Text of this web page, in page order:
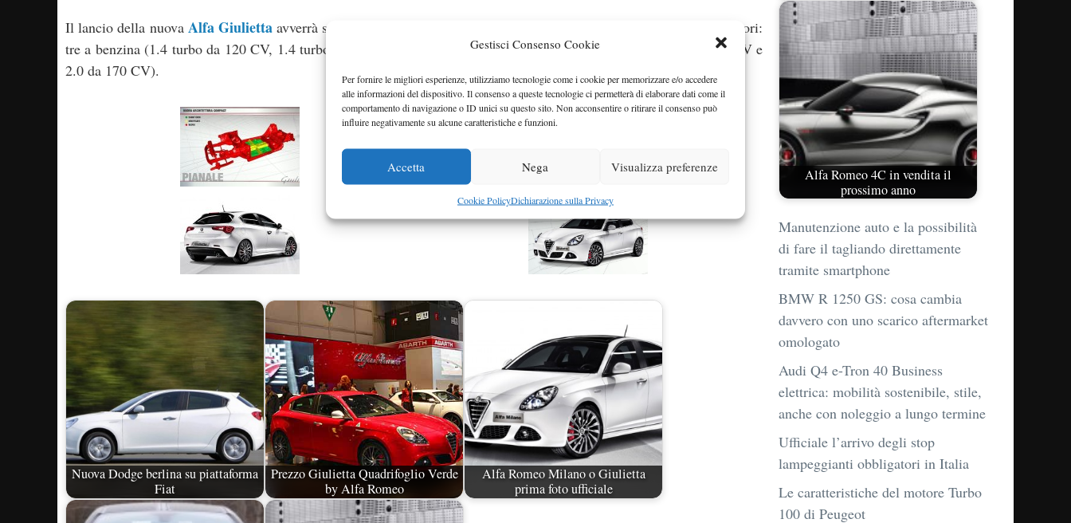
Gestisci Consenso Cookie
Per fornire le migliori esperienze, utilizziamo tecnologie come i cookie per memorizzare e/o accedere
alle informazioni del dispositivo. Il consenso a queste tecnologie ci permetterà di elaborare dati come il
comportamento di navigazione o ID unici su questo sito. Non acconsentire o ritirare il consenso può
influire negativamente su alcune caratteristiche e funzioni.
Accetta Nega Visualizza preferenze
Cookie PolicyDichiarazione sulla Privacy
Il lancio della nuova Alfa Giulietta avverrà subito dopo il
e saranno subito disponibili tutti i motori:
tre a benzina (1.4 turbo da 120 CV, 1.4 turbo Multiair da 170 CV e il 1.750 da 235 CV) e due diesel (1.6 da 105 CV e
2.0 da 170 CV).
Nuova Dodge berlina su piattaforma
Fiat
Prezzo Giulietta Quadrifoglio Verde
by Alfa Romeo
Alfa Romeo Milano o Giulietta
prima foto ufficiale
Alfa Romeo 4C in vendita il
prossimo anno
Manutenzione auto e la possibilità
di fare il tagliando direttamente
tramite smartphone
BMW R 1250 GS: cosa cambia
davvero con uno scarico aftermarket
omologato
Audi Q4 e-Tron 40 Business
elettrica: mobilità sostenibile, stile,
anche con noleggio a lungo termine
Ufficiale l’arrivo degli stop
lampeggianti obbligatori in Italia
Le caratteristiche del motore Turbo
100 di Peugeot